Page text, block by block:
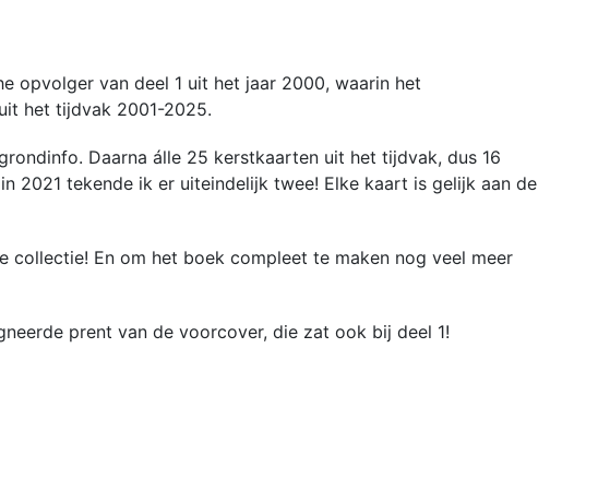
opvolger van deel 1 uit het jaar 2000, waarin het
het tijdvak 2001-2025.
Daarna álle 25 kerstkaarten uit het tijdvak, dus 16
2021 tekende ik er uiteindelijk twee! Elke kaart is gelijk aan de
En om het boek compleet te maken nog veel meer
prent van de voorcover, die zat ook bij deel 1!